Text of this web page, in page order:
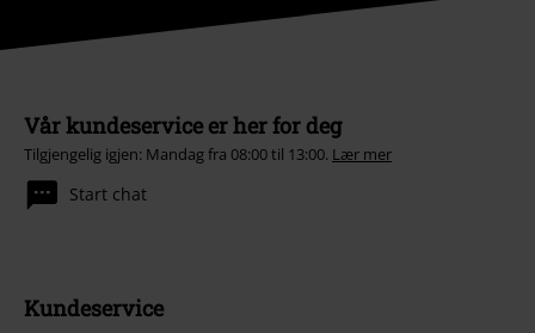
Vår kundeservice er her for deg
Tilgjengelig igjen: Mandag fra 08:00 til 13:00. Lær mer
Start chat
Kundeservice